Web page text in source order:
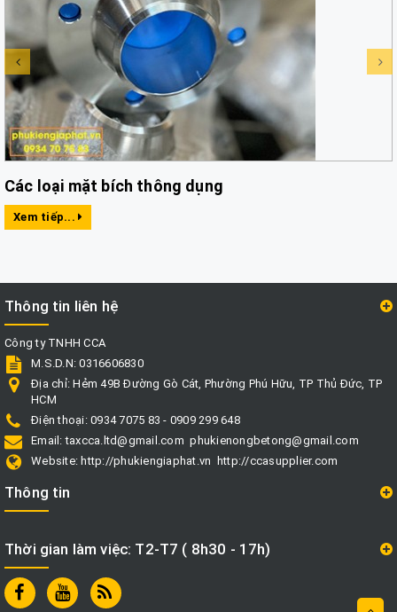
Các loại mặt bích thông dụng
Xem tiếp...
Thông tin liên hệ
Công ty TNHH CCA
M.S.D.N: 0316606830
Địa chỉ:Hẻm 49B Đường Gò Cát, Phường Phú Hữu, TP Thủ Đức, TP
HCM
Điện thoại: 0934 7075 83 - 0909 299 648
Email:taxcca.ltd@gmail.com phukienongbetong@gmail.com
Website: http://phukiengiaphat.vn http://ccasupplier.com
Thông tin
Thời gian làm việc: T2-T7 ( 8h30 - 17h)